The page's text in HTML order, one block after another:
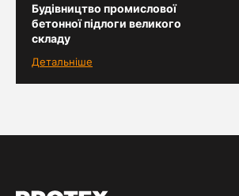
Будівництво промислової
бетонної підлоги великого
складу
Детальніше